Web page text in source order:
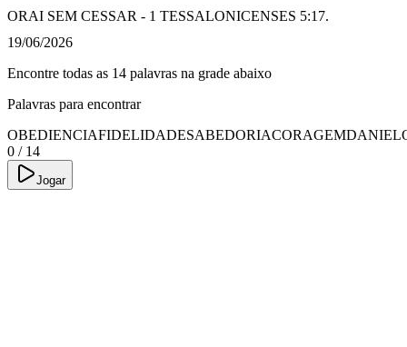
ORAI SEM CESSAR - 1 TESSALONICENSES 5:17.
19/06/2026
Encontre todas as 14 palavras na grade abaixo
Palavras para encontrar
OBEDIENCIAFIDELIDADESABEDORIACORAGEMDANIEL
0 / 14
Jogar